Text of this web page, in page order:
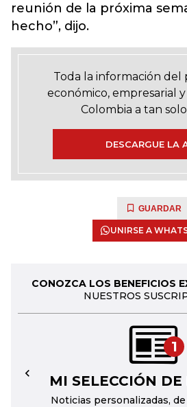
reunión de la próxima
hecho”, dijo.
Toda la información del
económico, empresarial
Colombia a tan
DESCARGUE LA
GUARDAR
UNIRSE A
CONOZCA LOS BENEFICIOS
NUESTROS
1
MI SELECCIÓN
Noticias personalizadas,
←